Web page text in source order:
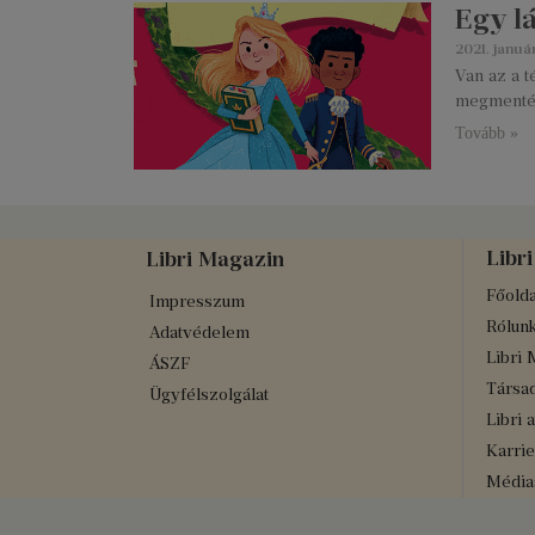
Egy
2021.
Van az a
Tovább »
Libri Magazin
Impresszum
Adatvédelem
ÁSZF
Ügyfélszolgálat
Libri
Libri
Libri